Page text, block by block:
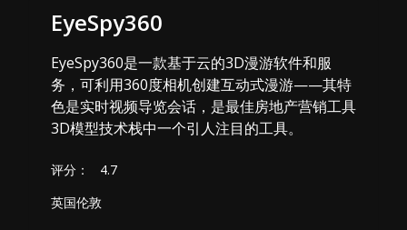
EyeSpy360
EyeSpy360是一款基于云的3D漫游软件和服
务，可利用360度相机创建互动式漫游——其特
色是实时视频导览会话，是最佳房地产营销工具
3D模型技术栈中一个引人注目的工具。
评分：
4.7
英国伦敦